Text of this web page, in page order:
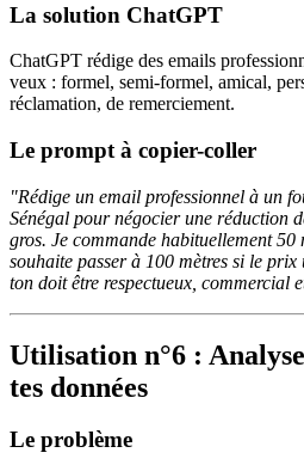
La solution ChatGPT
ChatGPT rédige des emails
veux : formel, semi-formel, amical,
réclamation, de remerciement.
Le prompt à copier-coller
"Rédige un email professionnel à un
Sénégal pour négocier une réduction
gros. Je commande habituellement 50
souhaite passer à 100 mètres si le
ton doit être respectueux, commercial
Utilisation n°6 :
tes données
Le problème